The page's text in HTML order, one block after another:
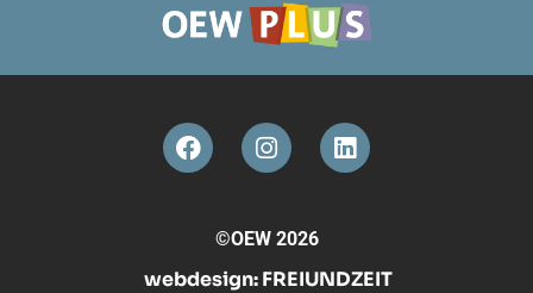
©OEW 2026
webdesign:FREIUNDZEIT